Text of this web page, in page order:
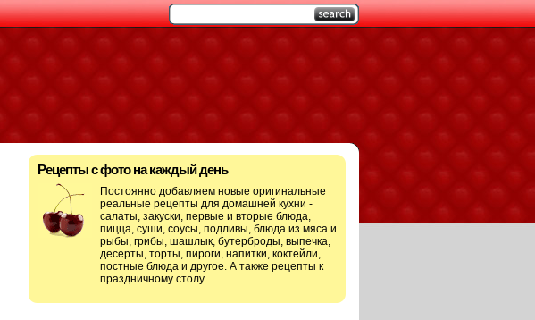
Рецепты с фото на каждый день
Постоянно добавляем новые оригинальные
реальные рецепты для домашней кухни -
салаты, закуски, первые и вторые блюда,
пицца, суши, соусы, подливы, блюда из мяса и
рыбы, грибы, шашлык, бутерброды, выпечка,
десерты, торты, пироги, напитки, коктейли,
постные блюда и другое. А также рецепты к
праздничному столу.